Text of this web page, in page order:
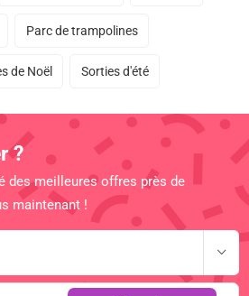
Parc de trampolines
de Noël Sorties d'été
?
des meilleures offres près de
maintenant !